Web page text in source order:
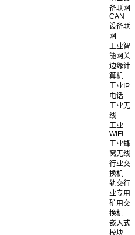
备联网
CAN
设备联
网
工业智
能网关
边缘计
算机
工业IP
电话
工业无
线
工业
WIFI
工业蜂
窝无线
行业交
换机
轨交行
业专用
矿用交
换机
嵌入式
模块